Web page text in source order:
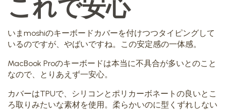
これで安心
いまmoshiのキーボードカバーを付けつつタイピングして
いるのですが、やばいですね。この安定感の一体感。
MacBook Proのキーボードは本当に不具合が多いとのこと
なので、とりあえず一安心。
カバーはTPUで、シリコンとポリカーボネートの良いとこ
ろ取りみたいな素材を使用。柔らかいのに型くずれしない